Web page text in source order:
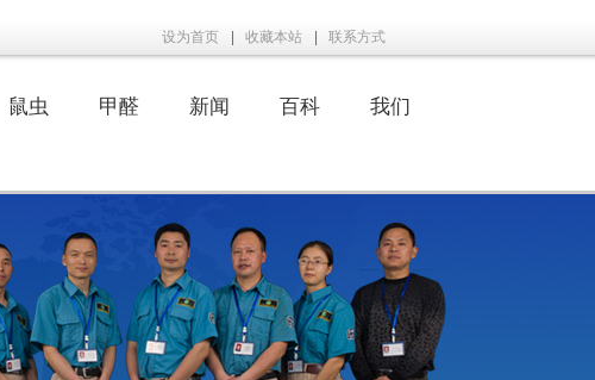
设为首页 收藏本站 联系方式
鼠虫
| 甲醛
| 新闻
| 百科
| 我们